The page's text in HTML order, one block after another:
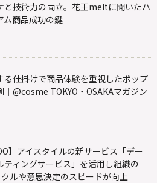
と技術力の両立。花王meltに聞いたハ
ム商品成功の鍵
る仕掛けで商品体験を重視したポップ
｜@cosme TOKYO・OSAKAマガジン
】アイスタイルの新サービス「デー
ティングサービス」を活用し組織の
ルや意思決定のスピードが向上